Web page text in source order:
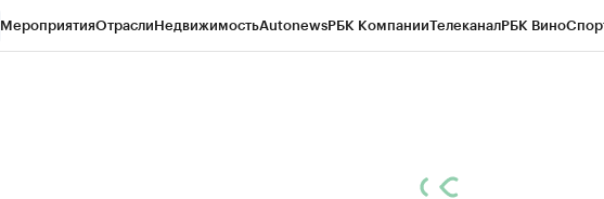
МероприятияОтраслиНедвижимостьAutonewsРБК КомпанииТелеканалРБК Вино